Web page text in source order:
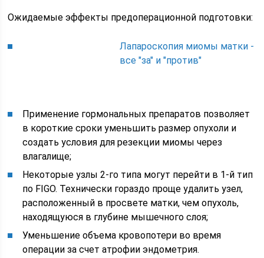
Ожидаемые эффекты предоперационной подготовки:
Лапароскопия миомы матки -
все "за" и "против"
Применение гормональных препаратов позволяет
в короткие сроки уменьшить размер опухоли и
создать условия для резекции миомы через
влагалище;
Некоторые узлы 2-го типа могут перейти в 1-й тип
по FIGO. Технически гораздо проще удалить узел,
расположенный в просвете матки, чем опухоль,
находящуюся в глубине мышечного слоя;
Уменьшение объема кровопотери во время
операции за счет атрофии эндометрия.